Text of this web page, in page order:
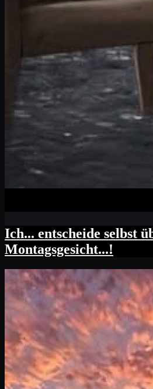
Ich... entscheide selbst
Montagsgesicht...!